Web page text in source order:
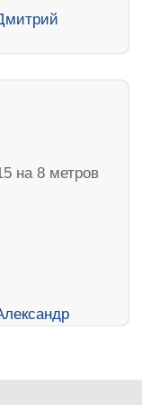
на 8 метров